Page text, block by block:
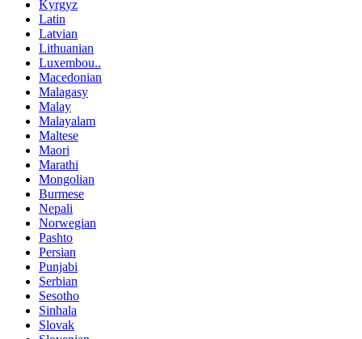
Kyrgyz
Latin
Latvian
Lithuanian
Luxembou..
Macedonian
Malagasy
Malay
Malayalam
Maltese
Maori
Marathi
Mongolian
Burmese
Nepali
Norwegian
Pashto
Persian
Punjabi
Serbian
Sesotho
Sinhala
Slovak